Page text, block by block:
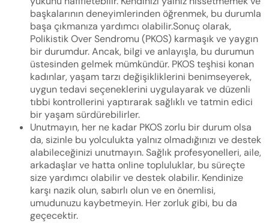
başkalarının deneyimlerinden öğrenmek, bu durumla
başa çıkmanıza yardımcı olabilir.Sonuç olarak,
Polikistik Over Sendromu (PKOS) karmaşık ve yaygın
bir durumdur. Ancak, bilgi ve anlayışla, bu durumun
üstesinden gelmek mümkündür. PKOS teşhisi konan
kadınlar, yaşam tarzı değişikliklerini benimseyerek,
uygun tedavi seçeneklerini uygulayarak ve düzenli
tıbbi kontrollerini yaptırarak sağlıklı ve tatmin edici
bir yaşam sürdürebilirler.
Unutmayın, her ne kadar PKOS zorlu bir durum olsa
da, sizinle bu yolculukta yalnız olmadığınızı ve destek
alabileceğinizi unutmayın. Sağlık profesyonelleri, aile,
arkadaşlar ve hatta online topluluklar, bu süreçte
size yardımcı olabilir ve destek olabilir. Kendinize
karşı nazik olun, sabırlı olun ve en önemlisi,
umudunuzu kaybetmeyin. Her zorluk gibi, bu da
geçecektir.